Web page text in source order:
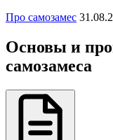
Про самозамес
Основы и
самозамеса